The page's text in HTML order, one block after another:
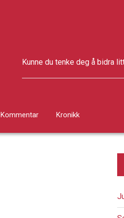
Kunne du tenke deg å bidra
Kommentar Kronikk